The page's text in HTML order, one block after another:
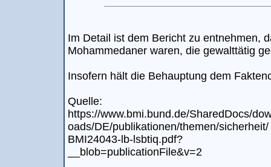
Im Detail ist dem Bericht zu entnehmen,
Mohammedaner waren, die gewalttätig
Insofern hält die Behauptung dem
Quelle:
https://www.bmi.bund.de/SharedDocs/
oads/DE/publikationen/themen/sicherheit/
BMI24043-lb-lsbtiq.pdf?
__blob=publicationFile&v=2